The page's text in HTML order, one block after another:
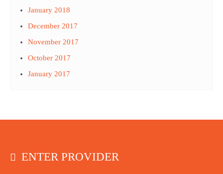
January 2018
December 2017
November 2017
October 2017
January 2017
ENTER PROVIDER